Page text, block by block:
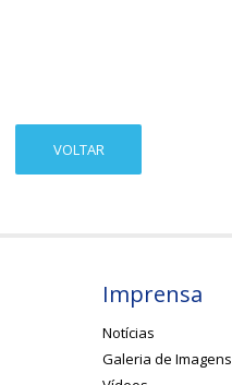
VOLTAR
Imprensa
Notícias
Galeria de Imagens